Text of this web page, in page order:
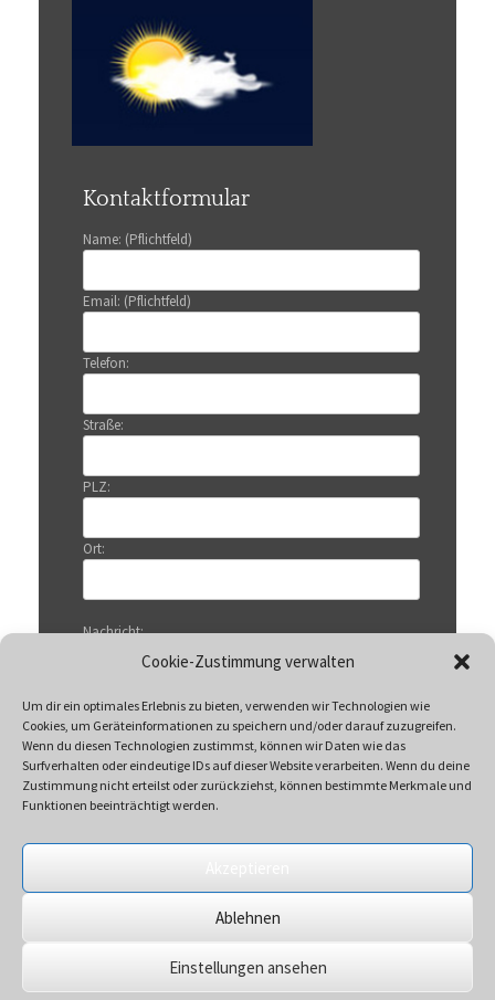
Cookie-Zustimmung verwalten
Um dir ein optimales Erlebnis zu bieten, verwenden wir Technologien wie
Cookies, um Geräteinformationen zu speichern und/oder darauf zuzugreifen.
Wenn du diesen Technologien zustimmst, können wir Daten wie das
Surfverhalten oder eindeutige IDs auf dieser Website verarbeiten. Wenn du deine
Zustimmung nicht erteilst oder zurückziehst, können bestimmte Merkmale und
Funktionen beeinträchtigt werden.
Ablehnen
Einstellungen ansehen
Kontaktformular
Name: (Pflichtfeld)
Email: (Pflichtfeld)
Telefon:
Straße:
PLZ:
Ort:
Nachricht:
Mit Klicken auf „Senden“ akzeptieren Sie unsere
Datenschutzerklärung